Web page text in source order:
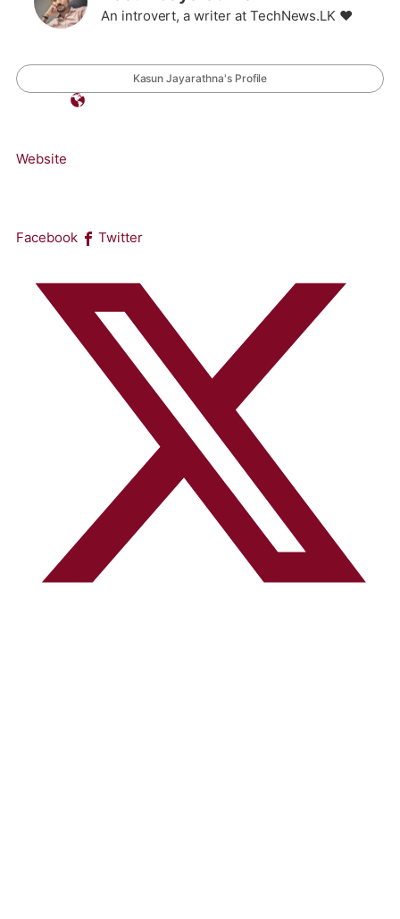
An introvert, a writer at TechNews.LK ❤️
Kasun Jayarathna's Profile
Website
Facebook Twitter